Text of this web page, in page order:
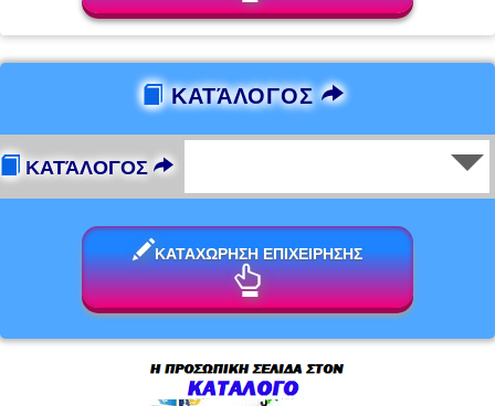
ΚΑΤΆΛΟΓΟΣ
ΚΑΤΆΛΟΓΟΣ
ΚΑΤΑΧΩΡΗΣΗ ΕΠΙΧΕΙΡΗΣΗΣ